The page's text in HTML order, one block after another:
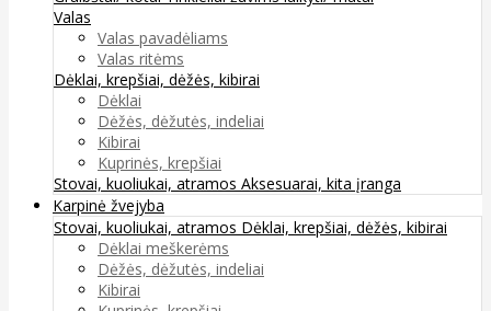
Valas
Valas pavadėliams
Valas ritėms
Dėklai, krepšiai, dėžės, kibirai
Dėklai
Dėžės, dėžutės, indeliai
Kibirai
Kuprinės, krepšiai
Stovai, kuoliukai, atramos Aksesuarai, kita įranga
Karpinė žvejyba
Stovai, kuoliukai, atramos Dėklai, krepšiai, dėžės, kibirai
Dėklai meškerėms
Dėžės, dėžutės, indeliai
Kibirai